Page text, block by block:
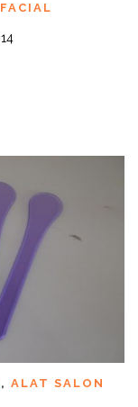
, ALAT SALON